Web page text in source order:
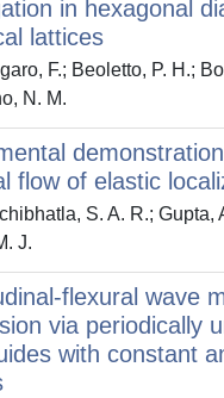
in hexagonal
lattices
F.; Beoletto, P. H.;
N. M.
flow of elastic
S. A. R.; Gupta,
J.
flexural wave
via periodically
with constant